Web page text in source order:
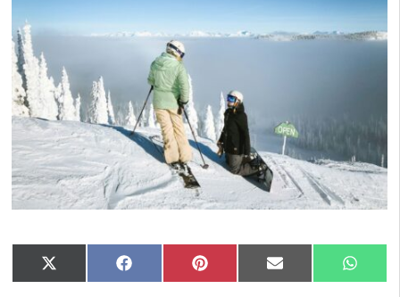
Compartir
en
X
(Twitter)
Compartir
en
Facebook Compartir
en
Pinterest Compartir
en
Email
en